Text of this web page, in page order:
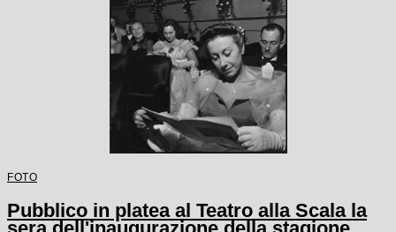
FOTO
Pubblico in platea al Teatro alla Scala la